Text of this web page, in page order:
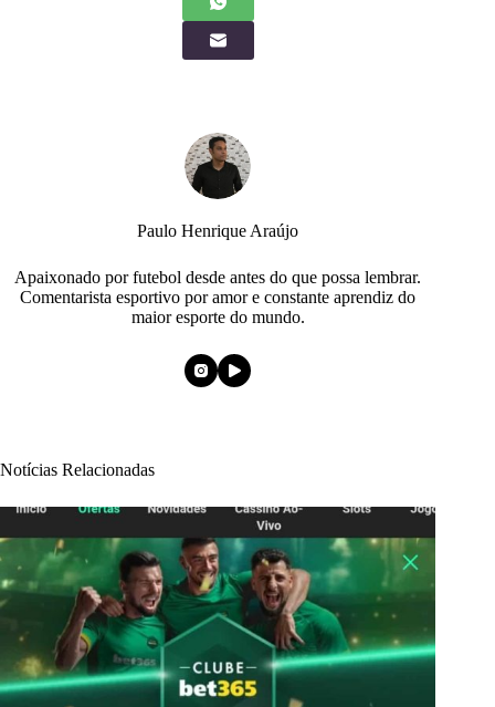
Paulo Henrique Araújo
Apaixonado por futebol desde antes do que possa lembrar.
Comentarista esportivo por amor e constante aprendiz do
maior esporte do mundo.
Notícias Relacionadas